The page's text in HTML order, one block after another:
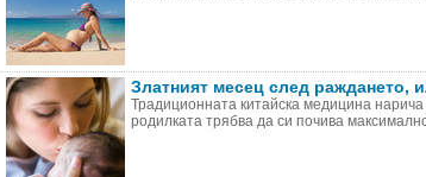
Златният месец след раждането,
Традиционната китайска медицина
родилката трябва да си почива